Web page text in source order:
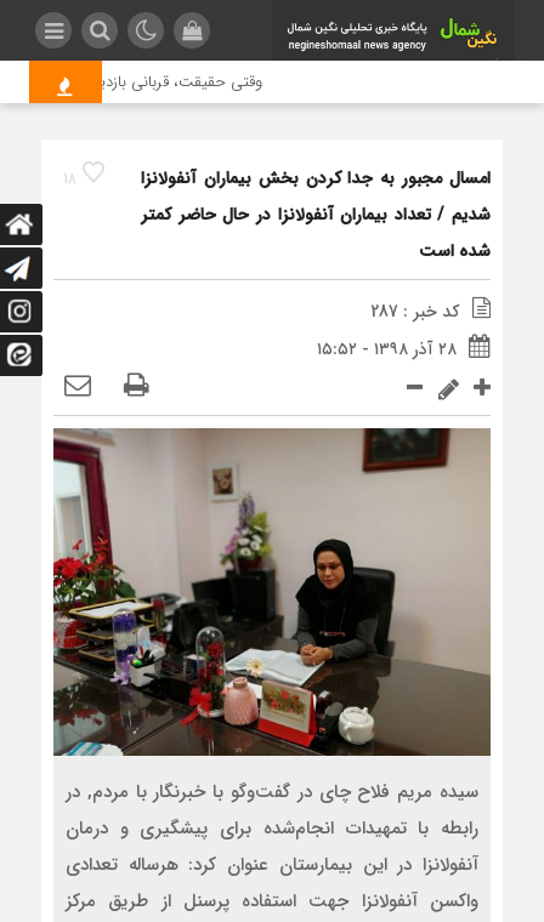
وقتی حقیقت، قربانی بازدید بیشتر می
18
امسال مجبور به جدا کردن بخش بیماران آنفولانزا
شدیم / تعداد بیماران آنفولانزا در حال حاضر کمتر
شده است
کد خبر : 287
۲۸ آذر ۱۳۹۸ - ۱۵:۵۲
سیده مریم فلاح چای در گفت‌وگو با خبرنگار با مردم, در
رابطه با تمهیدات انجام‌شده برای پیشگیری و درمان
آنفولانزا در این بیمارستان عنوان کرد: هرساله تعدادی
واکسن آنفولانزا جهت استفاده پرسنل از طریق مرکز